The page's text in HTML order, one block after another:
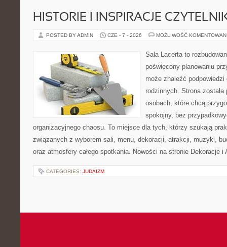
HISTORIE I INSPIRACJE
POSTED BY ADMIN CZE - 7 - 2026 MOŻLIWOŚĆ
Sala Lacerta to
poświęcony planowaniu
może znaleźć
rodzinnych. Strona
osobach, które chcą
spokojny, bez
organizacyjnego chaosu. To miejsce dla tych, którzy szukają
związanych z wyborem sali, menu, dekoracji, atrakcji, muzyki,
oraz atmosfery całego spotkania. Nowości na stronie Dekoracje
CATEGORIES: JUDAIZM